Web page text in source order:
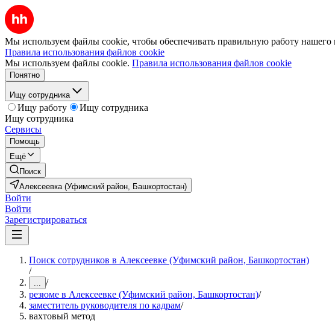
Мы используем файлы cookie, чтобы обеспечивать правильную работу нашего
Правила использования файлов cookie
Мы используем файлы cookie. Правила использования файлов cookie
Понятно
Ищу сотрудника
Ищу работу
Ищу сотрудника
Ищу сотрудника
Сервисы
Помощь
Ещё
Поиск
Алексеевка (Уфимский район, Башкортостан)
Войти
Войти
Зарегистрироваться
Поиск сотрудников в Алексеевке (Уфимский район, Башкортостан)
/
... /
резюме в Алексеевке (Уфимский район, Башкортостан)/
заместитель руководителя по кадрам/
вахтовый метод